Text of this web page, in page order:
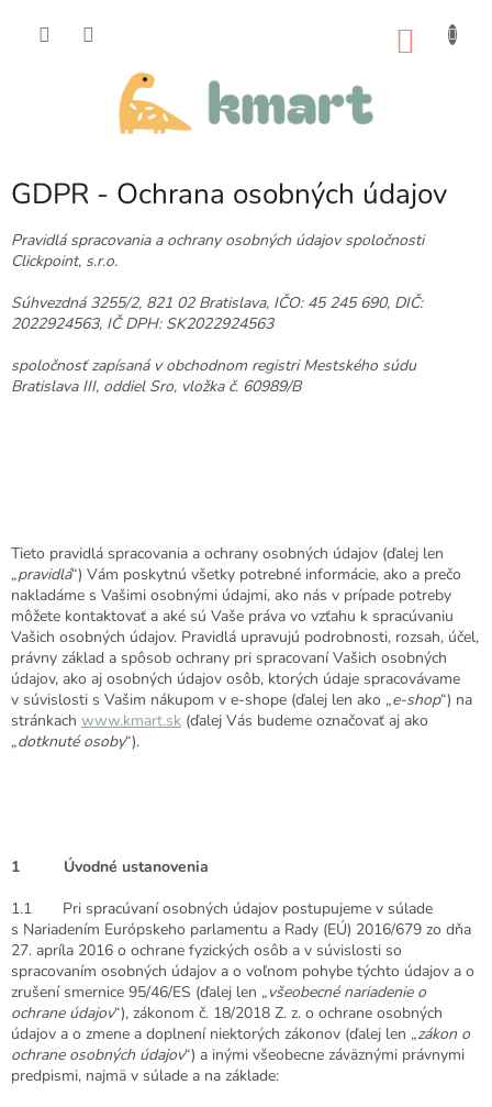
GDPR - Ochrana osobných údajov
Pravidlá spracovania a ochrany osobných údajov spoločnosti
Clickpoint, s.r.o.
Súhvezdná 3255/2, 821 02 Bratislava, IČO: 45 245 690, DIČ:
2022924563, IČ DPH: SK2022924563
spoločnosť zapísaná v obchodnom registri Mestského súdu
Bratislava III, oddiel Sro, vložka č. 60989/B
Tieto pravidlá spracovania a ochrany osobných údajov (ďalej len
„pravidlá“) Vám poskytnú všetky potrebné informácie, ako a prečo
nakladáme s Vašimi osobnými údajmi, ako nás v prípade potreby
môžete kontaktovať a aké sú Vaše práva vo vzťahu k spracúvaniu
Vašich osobných údajov. Pravidlá upravujú podrobnosti, rozsah, účel,
právny základ a spôsob ochrany pri spracovaní Vašich osobných
údajov, ako aj osobných údajov osôb, ktorých údaje spracovávame
v súvislosti s Vašim nákupom v e-shope (ďalej len ako „e-shop“) na
stránkach www.kmart.sk (ďalej Vás budeme označovať aj ako
„dotknuté osoby“).
1 Úvodné ustanovenia
1.1 Pri spracúvaní osobných údajov postupujeme v súlade
s Nariadením Európskeho parlamentu a Rady (EÚ) 2016/679 zo dňa
27. apríla 2016 o ochrane fyzických osôb a v súvislosti so
spracovaním osobných údajov a o voľnom pohybe týchto údajov a o
zrušení smernice 95/46/ES (ďalej len „všeobecné nariadenie o
ochrane údajov“), zákonom č. 18/2018 Z. z. o ochrane osobných
údajov a o zmene a doplnení niektorých zákonov (ďalej len „zákon o
ochrane osobných údajov“) a inými všeobecne záväznými právnymi
predpismi, najmä v súlade a na základe: